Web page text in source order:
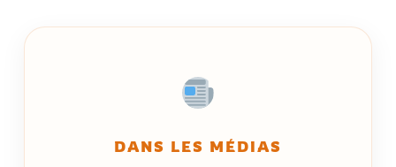
DANS LES MÉDIAS